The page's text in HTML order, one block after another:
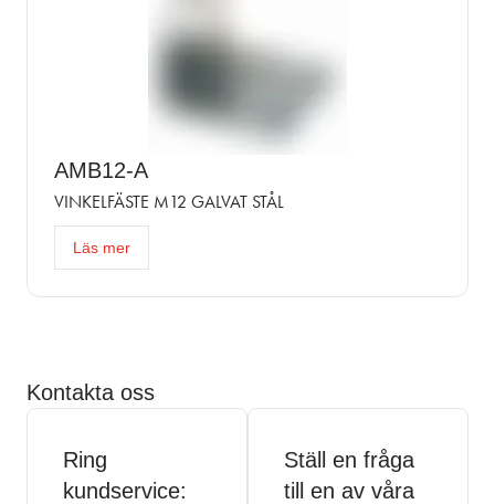
AMB12-A
VINKELFÄSTE M12 GALVAT STÅL
Läs mer
Kontakta oss
Ring
kundservice:
Ställ en fråga
till en av våra